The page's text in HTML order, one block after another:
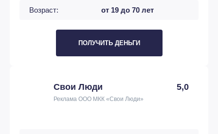
Возраст: от 19 до 70 лет
ПОЛУЧИТЬ ДЕНЬГИ
Свои Люди 5,0
Реклама ООО МКК «Свои Люди»